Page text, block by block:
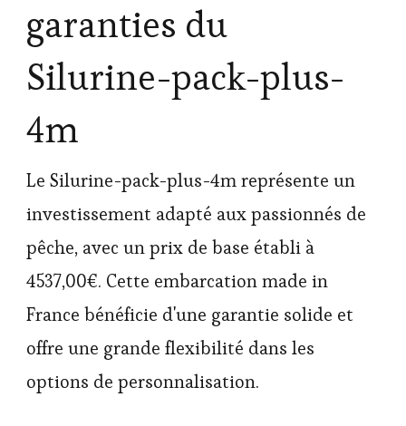
garanties du
Silurine-pack-plus-
4m
Le Silurine-pack-plus-4m représente un
investissement adapté aux passionnés de
pêche, avec un prix de base établi à
4537,00€. Cette embarcation made in
France bénéficie d'une garantie solide et
offre une grande flexibilité dans les
options de personnalisation.